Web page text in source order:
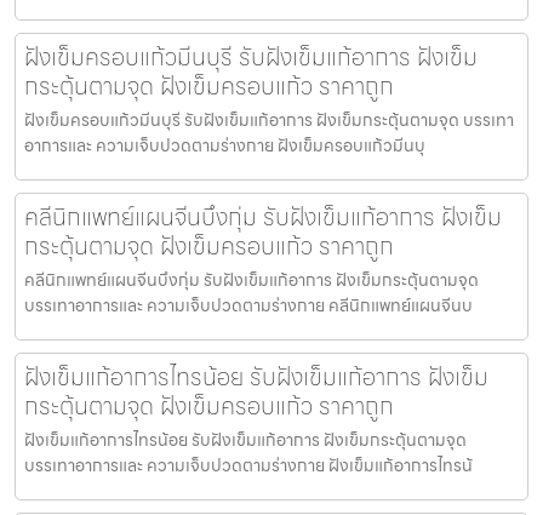
ฝังเข็มครอบแก้วมีนบุรี รับฝังเข็มแก้อาการ ฝังเข็ม
กระตุ้นตามจุด ฝังเข็มครอบแก้ว ราคาถูก
ฝังเข็มครอบแก้วมีนบุรี รับฝังเข็มแก้อาการ ฝังเข็มกระตุ้นตามจุด บรรเทา
อาการและ ความเจ็บปวดตามร่างกาย ฝังเข็มครอบแก้วมีนบุ
คลีนิกแพทย์แผนจีนบึงกุ่ม รับฝังเข็มแก้อาการ ฝังเข็ม
กระตุ้นตามจุด ฝังเข็มครอบแก้ว ราคาถูก
คลีนิกแพทย์แผนจีนบึงกุ่ม รับฝังเข็มแก้อาการ ฝังเข็มกระตุ้นตามจุด
บรรเทาอาการและ ความเจ็บปวดตามร่างกาย คลีนิกแพทย์แผนจีนบ
ฝังเข็มแก้อาการไทรน้อย รับฝังเข็มแก้อาการ ฝังเข็ม
กระตุ้นตามจุด ฝังเข็มครอบแก้ว ราคาถูก
ฝังเข็มแก้อาการไทรน้อย รับฝังเข็มแก้อาการ ฝังเข็มกระตุ้นตามจุด
บรรเทาอาการและ ความเจ็บปวดตามร่างกาย ฝังเข็มแก้อาการไทรน้